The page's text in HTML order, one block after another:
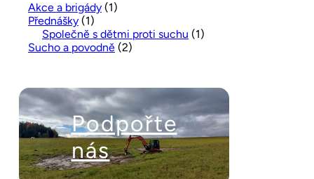
Akce a brigády (1)
Přednášky (1)
Společně s dětmi proti suchu (1)
Sucho a povodně (2)
Podpořte
nás